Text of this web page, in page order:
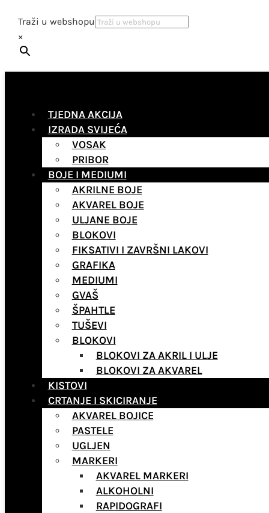
Traži u webshopu
×
TJEDNA AKCIJA
IZRADA SVIJEĆA
VOSAK
PRIBOR
BOJE I MEDIUMI
AKRILNE BOJE
AKVAREL BOJE
ULJANE BOJE
BLOKOVI
FIKSATIVI I ZAVRŠNI LAKOVI
GRAFIKA
MEDIUMI
GVAŠ
ŠPAHTLE
TUŠEVI
BLOKOVI
BLOKOVI ZA AKRIL I ULJE
BLOKOVI ZA AKVAREL
KISTOVI
CRTANJE I SKICIRANJE
AKVAREL BOJICE
PASTELE
UGLJEN
MARKERI
AKVAREL MARKERI
ALKOHOLNI
RAPIDOGRAFI